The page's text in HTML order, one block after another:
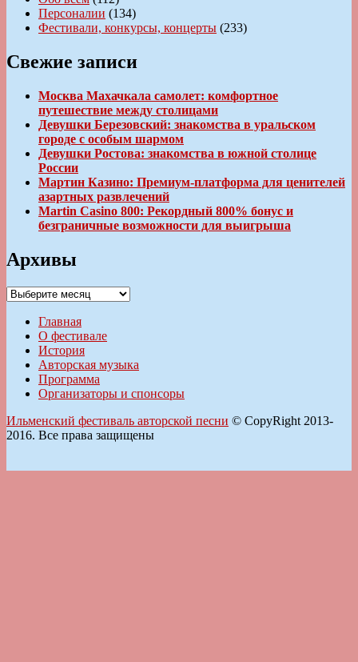
Персоналии (134)
Фестивали, конкурсы, концерты (233)
Свежие записи
Москва Махачкала самолет: комфортное
путешествие между столицами
Девушки Березовский: знакомства в уральском
городе с особым шармом
Девушки Ростова: знакомства в южной столице
России
Мартин Казино: Премиум-платформа для ценителей
азартных развлечений
Martin Casino 800: Рекордный 800% бонус и
безграничные возможности для выигрыша
Архивы
Архивы
Главная
О фестивале
История
Авторская музыка
Программа
Организаторы и спонсоры
Ильменский фестиваль авторской песни © CopyRight 2013-
2016. Все права защищены